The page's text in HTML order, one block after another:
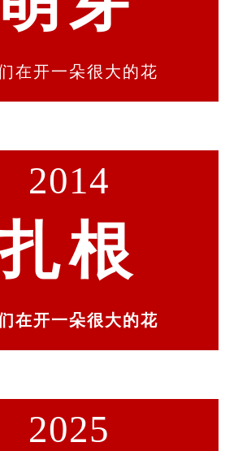
在开一朵很大的花
2014
根
在开一朵很大的花
2025